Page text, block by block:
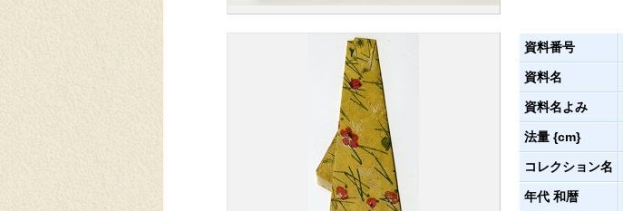
資料番号
資料名
資料名よみ
法量 {cm}
コレクション名
年代 和暦